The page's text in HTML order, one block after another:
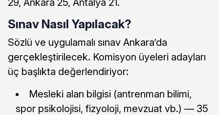
29, Ankara 25, Antalya 21.
Sınav Nasıl Yapılacak?
Sözlü ve uygulamalı sınav Ankara’da
gerçekleştirilecek. Komisyon üyeleri adayları
üç başlıkta değerlendiriyor:
Mesleki alan bilgisi (antrenman bilimi,
spor psikolojisi, fizyoloji, mevzuat vb.) — 35